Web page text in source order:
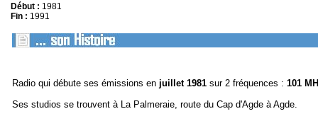
Début : 1981
Fin : 1991
Radio qui débute ses émissions en juillet 1981 sur 2 fréquences : 101
Ses studios se trouvent à La Palmeraie, route du Cap d'Agde à Agde.